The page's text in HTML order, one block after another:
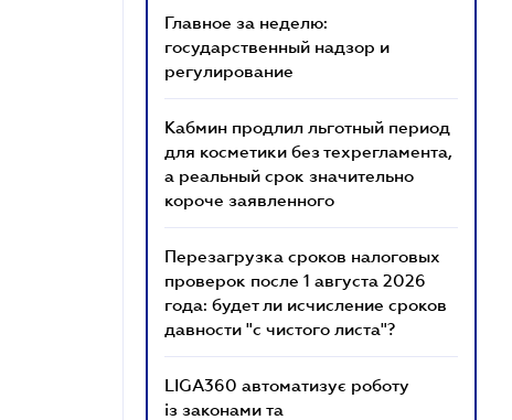
Главное за неделю:
государственный надзор и
регулирование
Кабмин продлил льготный период
для косметики без техрегламента,
а реальный срок значительно
короче заявленного
Перезагрузка сроков налоговых
проверок после 1 августа 2026
года: будет ли исчисление сроков
давности "с чистого листа"?
LIGA360 автоматизує роботу
із законами та